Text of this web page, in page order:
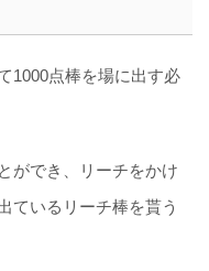
1000点棒を場に出す必
ができ、リーチをかけ
ているリーチ棒を貰う